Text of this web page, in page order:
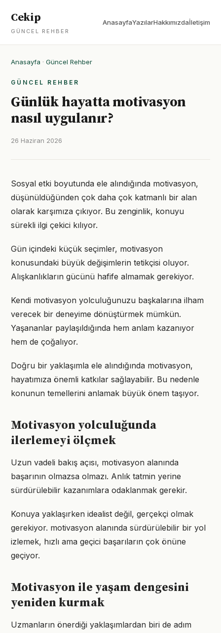
Cekip
GÜNCEL REHBER
AnasayfaYazılarHakkımızdaİletişim
Anasayfa · Güncel Rehber
GÜNCEL REHBER
Günlük hayatta motivasyon
nasıl uygulanır?
26 Haziran 2026
Sosyal etki boyutunda ele alındığında motivasyon,
düşünüldüğünden çok daha çok katmanlı bir alan
olarak karşımıza çıkıyor. Bu zenginlik, konuyu
sürekli ilgi çekici kılıyor.
Gün içindeki küçük seçimler, motivasyon
konusundaki büyük değişimlerin tetikçisi oluyor.
Alışkanlıkların gücünü hafife almamak gerekiyor.
Kendi motivasyon yolculuğunuzu başkalarına ilham
verecek bir deneyime dönüştürmek mümkün.
Yaşananlar paylaşıldığında hem anlam kazanıyor
hem de çoğalıyor.
Doğru bir yaklaşımla ele alındığında motivasyon,
hayatımıza önemli katkılar sağlayabilir. Bu nedenle
konunun temellerini anlamak büyük önem taşıyor.
Motivasyon yolculuğunda
ilerlemeyi ölçmek
Uzun vadeli bakış açısı, motivasyon alanında
başarının olmazsa olmazı. Anlık tatmin yerine
sürdürülebilir kazanımlara odaklanmak gerekir.
Konuya yaklaşırken idealist değil, gerçekçi olmak
gerekiyor. motivasyon alanında sürdürülebilir bir yol
izlemek, hızlı ama geçici başarıların çok önüne
geçiyor.
Motivasyon ile yaşam dengesini
yeniden kurmak
Uzmanların önerdiği yaklaşımlardan biri de adım